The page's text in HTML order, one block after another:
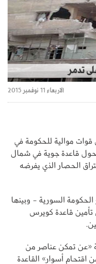
تدمر
الاربعاء 11 نوفمبر 2015
موالية للحكومة في
قاعدة جوية في شمال
الحصار الذي يفرضه
السورية - وبينها
تأمين قاعدة كويرس
«عن تمكن عناصر من
اقتحام أسوار» القاعدة